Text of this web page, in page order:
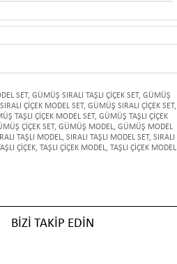
SET, GÜMÜŞ SIRALI TAŞLI ÇİÇEK SET, GÜMÜŞ
ÇİÇEK MODEL SET, GÜMÜŞ SIRALI ÇİÇEK SET,
TAŞLI ÇİÇEK MODEL SET, GÜMÜŞ TAŞLI ÇİÇEK
ÇİÇEK SET, GÜMÜŞ MODEL, GÜMÜŞ MODEL
TAŞLI MODEL, SIRALI TAŞLI MODEL SET, SIRALI
ÇİÇEK, TAŞLI ÇİÇEK MODEL, TAŞLI ÇİÇEK MODEL
BİZİ TAKİP EDİN